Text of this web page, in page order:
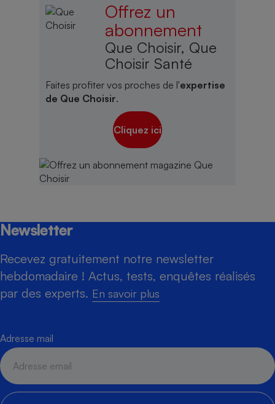
Offrez un
abonnement
Que Choisir, Que
Choisir Santé
Faites profiter vos proches de l'expertise
de Que Choisir.
Cliquez ici
Newsletter
Recevez gratuitement notre newsletter
hebdomadaire ! Actus, tests, enquêtes réalisés
par des experts. En savoir plus
Adresse mail